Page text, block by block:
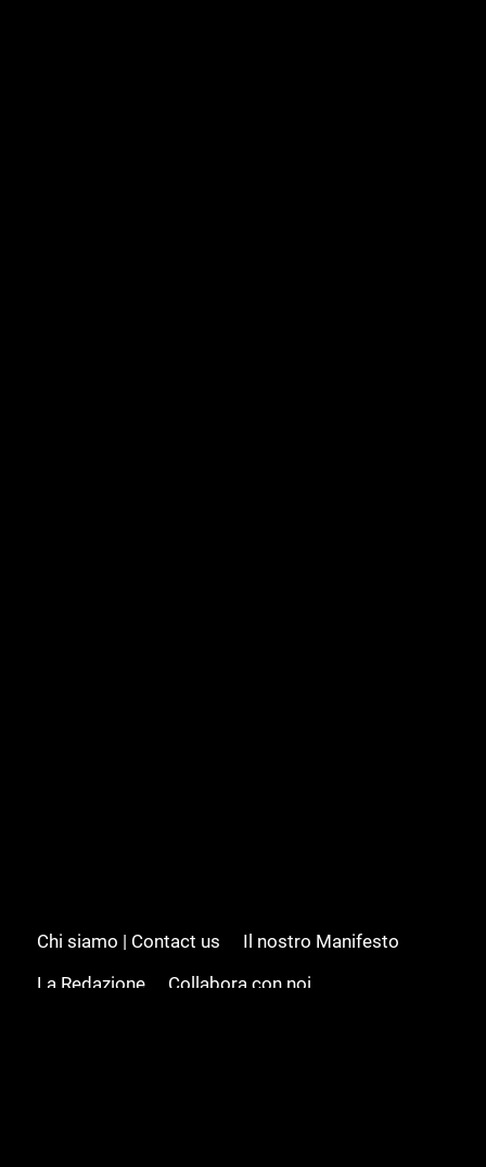
Chi siamo | Contact us
Il nostro Manifesto
La Redazione
Collabora con noi